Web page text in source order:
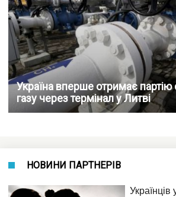
Україна вперше отримає партію
газу через термінал у Литві
НОВИНИ ПАРТНЕРІВ